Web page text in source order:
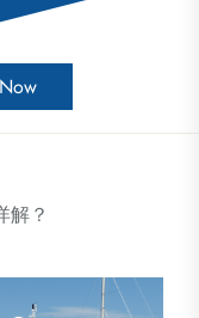
解？